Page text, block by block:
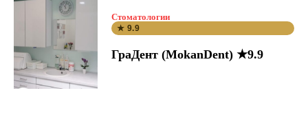
Стоматологии
★ 9.9
ГраДент (MokanDent) ★9.9